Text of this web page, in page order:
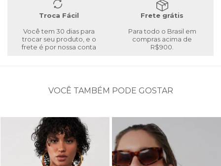
Troca Fácil
Você tem 30 dias para
trocar seu produto, e o
frete é por nossa conta
Frete grátis
Para todo o Brasil em
compras acima de
R$900.
VOCÊ TAMBÉM PODE GOSTAR